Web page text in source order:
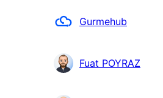
Contributors
Gurmehub
Fuat POYRAZ